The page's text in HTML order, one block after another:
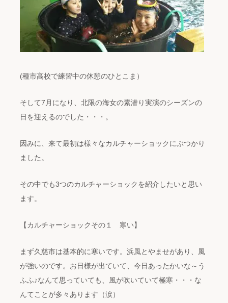
(種市高校で練習中の休憩のひとこま）
そして7月になり、北限の海女の素潜り実演のシーズンの
日を迎えるのでした・・・。
因みに、来て最初は様々なカルチャーショックにぶつかり
ました。
その中でも3つのカルチャーショックを紹介したいと思い
ます。
【カルチャーショックその１ 寒い】
まず久慈市は基本的に寒いです。浜風とやませがあり、風
が強いのです。お日様が出ていて、今日あったかいな～う
ふふ♪なんて思っていても、風が吹いていて極寒・・・な
んてことが多々あります（涙）